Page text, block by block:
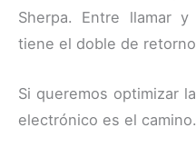
Sherpa. Entre llamar
tiene el doble de
Si queremos optimizar
electrónico es el camino.